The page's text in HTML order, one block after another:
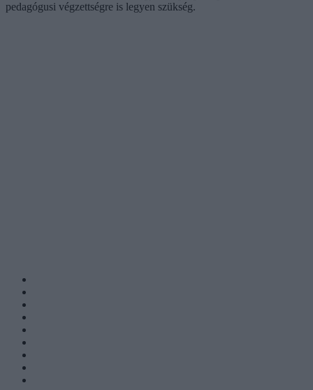
pedagógusi végzettségre is legyen szükség.